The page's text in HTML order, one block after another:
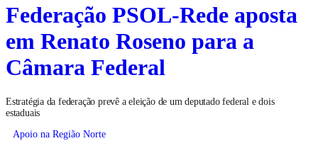
Federação PSOL-Rede aposta
em Renato Roseno para a
Câmara Federal
Estratégia da federação prevê a eleição de um deputado federal e dois
estaduais
Apoio na Região Norte